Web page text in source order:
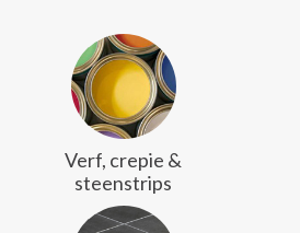
Verf, crepie &
steenstrips